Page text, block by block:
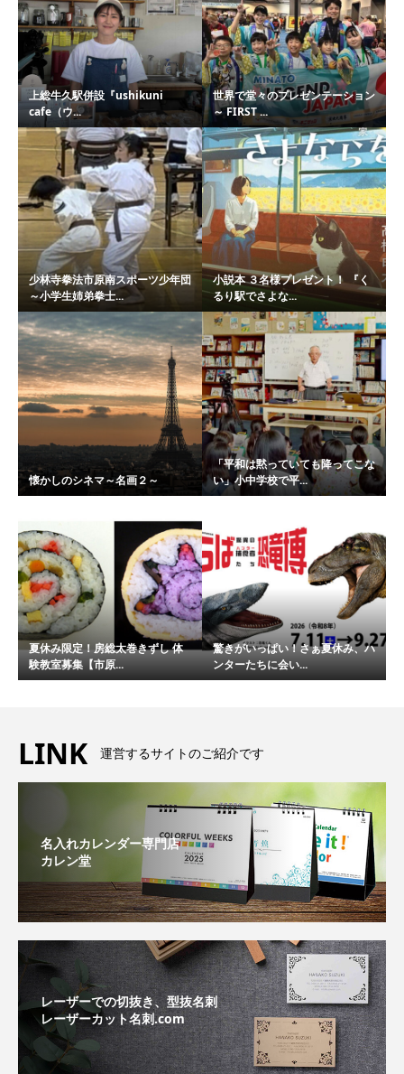
上総牛久駅併設『ushikuni
cafe（ウ...
世界で堂々のプレゼンテーション
～ FIRST ...
少林寺拳法市原南スポーツ少年団
～小学生姉弟拳士...
小説本 ３名様プレゼント！ 『く
るり駅でさよな...
懐かしのシネマ～名画２～
「平和は黙っていても降ってこな
い」小中学校で平...
夏休み限定！房総太巻きずし 体
験教室募集【市原...
驚きがいっぱい！さぁ夏休み、ハ
ンターたちに会い...
LINK 運営するサイトのご紹介です
名入れカレンダー専門店
カレン堂
レーザーでの切抜き、型抜名刺
レーザーカット名刺.com